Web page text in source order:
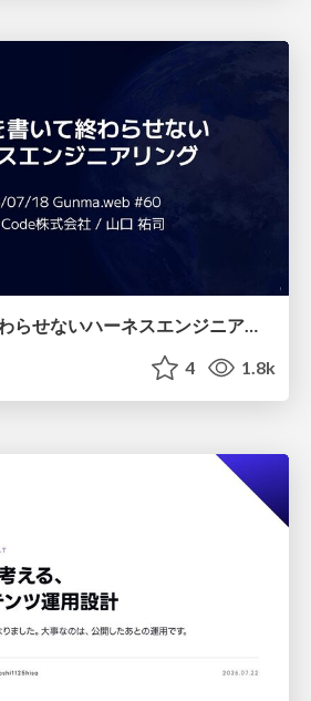
ルールを書いて終わらせないハーネスエンジニアリング
4 1.8k